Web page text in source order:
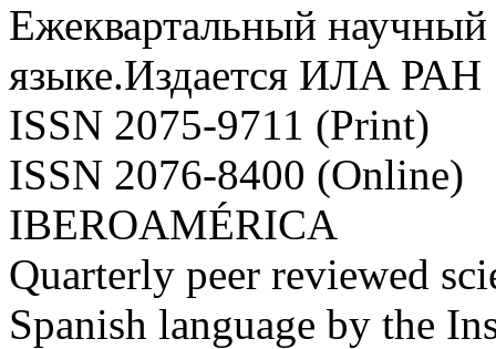
Ежеквартальный
языке.Издается ИЛА РАН
ISSN 2075-9711 (Print)
ISSN 2076-8400 (Online)
IBEROAMÉRICA
Quarterly peer reviewed
Spanish language by the